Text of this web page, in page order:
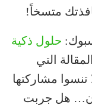
متسخاً!
حلول ذكية
التي
تنسوا مشاركتها
هل جربت